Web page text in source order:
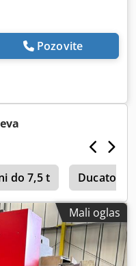
Pozovite
do 7,5 t Ducato
Mali oglas